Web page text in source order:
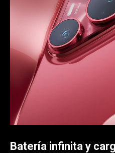
Batería infinita y